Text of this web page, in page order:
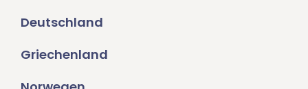
Deutschland
Griechenland